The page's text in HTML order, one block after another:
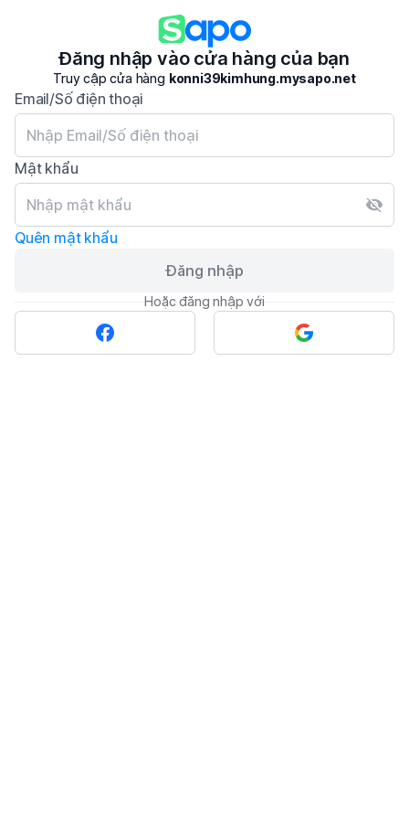
Đăng nhập vào cửa hàng của bạn
Truy cập cửa hàng konni39kimhung.mysapo.net
Email/Số điện thoại
Mật khẩu
Quên mật khẩu
Đăng nhập
Hoặc đăng nhập với